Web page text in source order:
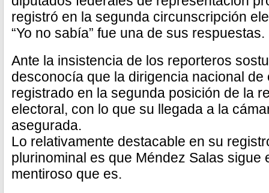
registró en la segunda circunscripción
“Yo no sabía” fue una de sus respuestas.
Ante la insistencia de los reporteros
desconocía que la dirigencia nacional
registrado en la segunda posición de la
electoral, con lo que su llegada a la
asegurada.
Lo relativamente destacable en su
plurinominal es que Méndez Salas sigue
mentiroso que es.